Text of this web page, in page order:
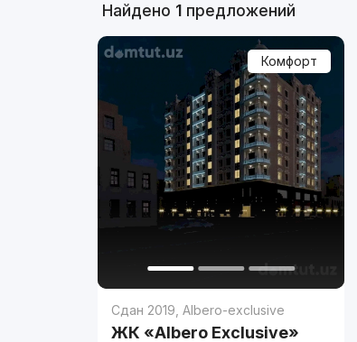
Найдено 1предложений
Комфорт
Сдан 2019 ,Albero-exclusive
ЖК «Albero Exclusive»